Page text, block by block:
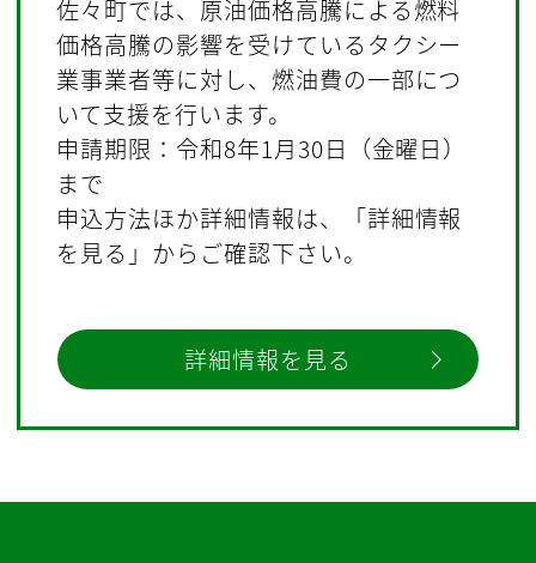
佐々町では、原油価格高騰による燃料
価格高騰の影響を受けているタクシー
業事業者等に対し、燃油費の一部につ
いて支援を行います。
申請期限：令和8年1月30日（金曜日）
まで
申込方法ほか詳細情報は、「詳細情報
を見る」からご確認下さい。
詳細情報を見る